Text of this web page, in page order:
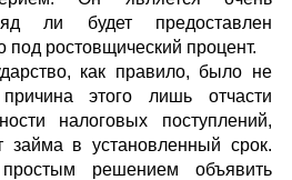
ли будет предоставлен
под ростовщический процент.
как правило, было не
этого лишь отчасти
налоговых поступлений,
займа в установленный срок.
решением объявить